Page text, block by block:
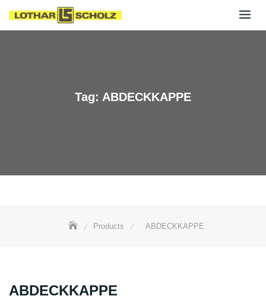
Tag: ABDECKKAPPE
Products ABDECKKAPPE
ABDECKKAPPE